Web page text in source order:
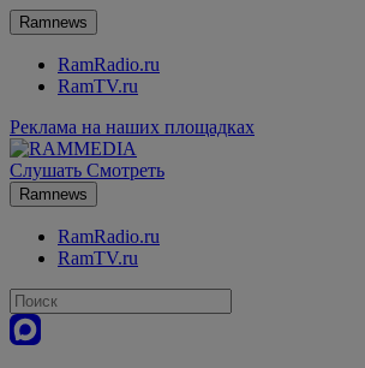
Ramnews
RamRadio.ru
RamTV.ru
Реклама на наших площадках
Слушать Смотреть
Ramnews
RamRadio.ru
RamTV.ru